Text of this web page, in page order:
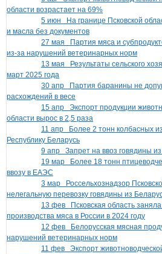
области возрастает на 69%
5 июн На границе Псковской
и масла без документов
27 мая Партия мяса и
из-за нарушений ветеринарных норм
13 мая Результаты сельского
март 2025 года
30 апр Партия баранины не
расхождений в весе
15 апр Экспорт продукции
области вырос в 2,5 раза
11 апр Более 2 тонн колбасных
Республику Беларусь
9 апр Запрет на ввоз говядины
19 мар Более 18 тонн
ввозу в ЕАЭС
3 мар Россельхознадзор
нелегальную перевозку говядины из
13 фев Псковская область
производства мяса в России в 2024 году
12 фев Белорусская мясная
нарушений ветеринарных норм
11 фев Экспорт